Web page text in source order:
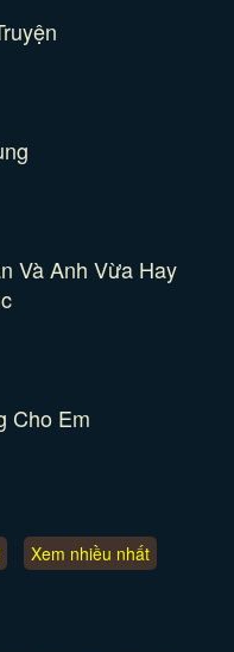
Và Anh Vừa Hay
Cho Em
Xem nhiều nhất